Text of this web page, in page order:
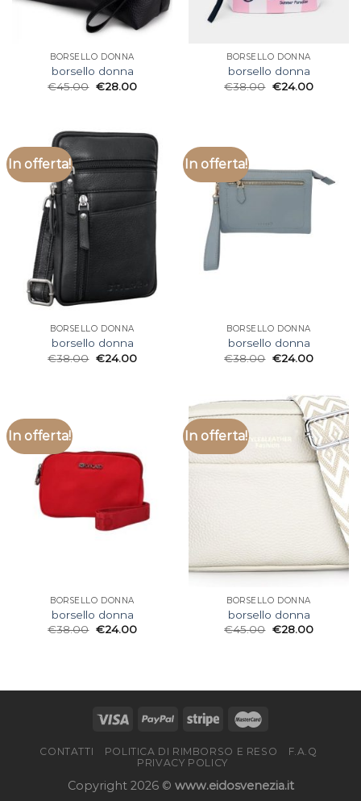
BORSELLO DONNA
borsello donna
€45.00 €28.00
BORSELLO DONNA
borsello donna
€38.00 €24.00
In offerta!
BORSELLO DONNA
borsello donna
€38.00 €24.00
In offerta!
BORSELLO DONNA
borsello donna
€38.00 €24.00
In offerta!
BORSELLO DONNA
borsello donna
€38.00 €24.00
In offerta!
BORSELLO DONNA
borsello donna
€45.00 €28.00
CONTATTI POLITICA DI RIMBORSO E RESO
F.A.Q
PRIVACY POLICY
Copyright 2026 © www.eidosvenezia.it